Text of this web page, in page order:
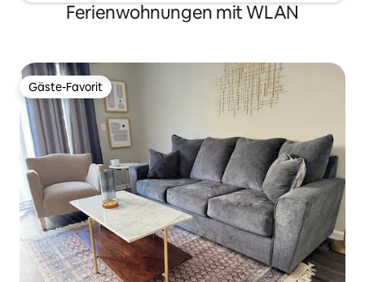
Ferienwohnungen mit WLAN
Gäste-Favorit
Gäste-Favorit